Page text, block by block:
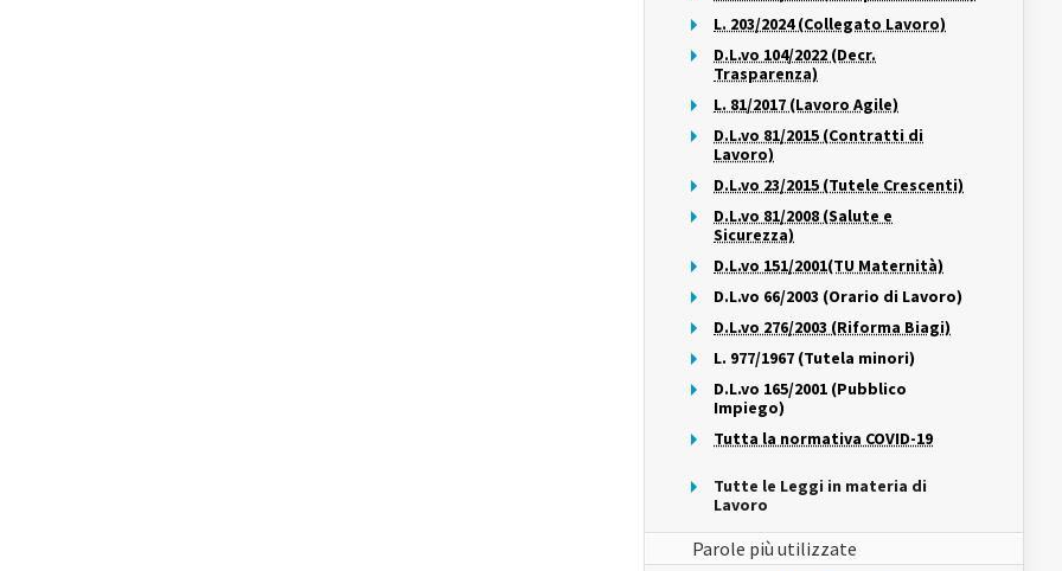
L. 203/2024 (Collegato Lavoro)
D.L.vo 104/2022 (Decr.
Trasparenza)
L. 81/2017 (Lavoro Agile)
D.L.vo 81/2015 (Contratti di
Lavoro)
D.L.vo 23/2015 (Tutele Crescenti)
D.L.vo 81/2008 (Salute e
Sicurezza)
D.L.vo 151/2001(TU Maternità)
D.L.vo 66/2003 (Orario di Lavoro)
D.L.vo 276/2003 (Riforma Biagi)
L. 977/1967 (Tutela minori)
D.L.vo 165/2001 (Pubblico
Impiego)
Tutta la normativa COVID-19
Tutte le Leggi in materia di
Lavoro
Parole più utilizzate